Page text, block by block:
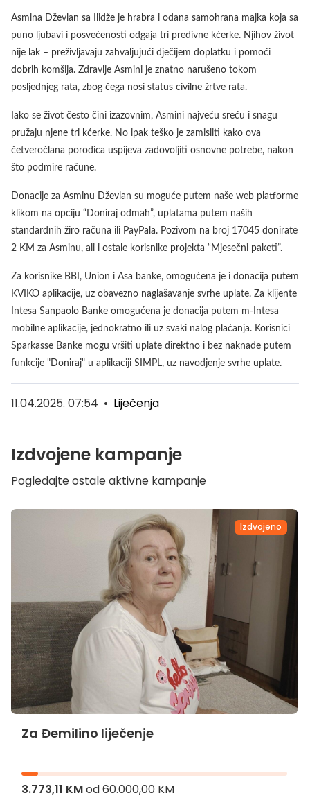
Asmina Dževlan sa Ilidže je hrabra i odana samohrana majka koja sa
puno ljubavi i posvećenosti odgaja tri predivne kćerke. Njihov život
nije lak – preživljavaju zahvaljujući dječijem doplatku i pomoći
dobrih komšija. Zdravlje Asmini je znatno narušeno tokom
posljednjeg rata, zbog čega nosi status civilne žrtve rata.
Iako se život često čini izazovnim, Asmini najveću sreću i snagu
pružaju njene tri kćerke. No ipak teško je zamisliti kako ova
četveročlana porodica uspijeva zadovoljiti osnovne potrebe, nakon
što podmire račune.
Donacije za Asminu Dževlan su moguće putem naše web platforme
klikom na opciju “Doniraj odmah”, uplatama putem naših
standardnih žiro računa ili PayPala. Pozivom na broj 17045 donirate
2 KM za Asminu, ali i ostale korisnike projekta “Mjesečni paketi”.
Za korisnike BBI, Union i Asa banke, omogućena je i donacija putem
KVIKO aplikacije, uz obavezno naglašavanje svrhe uplate. Za klijente
Intesa Sanpaolo Banke omogućena je donacija putem m-Intesa
mobilne aplikacije, jednokratno ili uz svaki nalog plaćanja. Korisnici
Sparkasse Banke mogu vršiti uplate direktno i bez naknade putem
funkcije "Doniraj" u aplikaciji SIMPL, uz navodjenje svrhe uplate.
11.04.2025. 07:54 • Liječenja
Izdvojene kampanje
Pogledajte ostale aktivne kampanje
Izdvojeno
Za Đemilino liječenje
3.773,11 KMod60.000,00 KM